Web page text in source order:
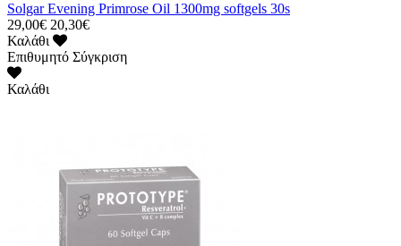
Solgar Evening Primrose Oil 1300mg softgels 30s
29,00€ 20,30€
Καλάθι
Επιθυμητό Σύγκριση
Καλάθι